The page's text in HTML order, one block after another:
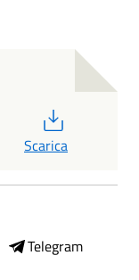
Scarica
Telegram